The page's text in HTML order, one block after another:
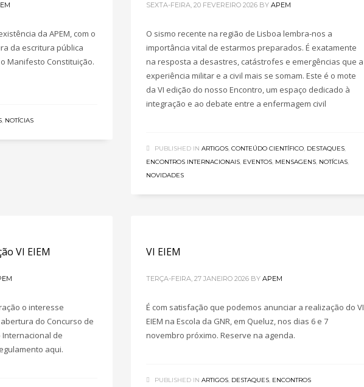
da APEM, com o
da escritura pública
Manifesto Constituição.
, NOTÍCIAS
SEXTA-FEIRA, 20 FEVEREIRO 2026 BY APEM
O sismo recente na região de Lisboa lembra-nos a
importância vital de estarmos preparados. É exatamente
na resposta a desastres, catástrofes e emergências que a
experiência militar e a civil mais se somam. Este é o mote
da VI edição do nosso Encontro, um espaço dedicado à
integração e ao debate entre a enfermagem civil
PUBLISHED IN ARTIGOS, CONTEÚDO CIENTÍFICO, DESTAQUES,
ENCONTROS INTERNACIONAIS, EVENTOS, MENSAGENS, NOTÍCIAS,
NOVIDADES
VI EIEM
o interesse
do Concurso de
Internacional de
aqui.
VI EIEM
TERÇA-FEIRA, 27 JANEIRO 2026 BY APEM
É com satisfação que podemos anunciar a realização do VI
EIEM na Escola da GNR, em Queluz, nos dias 6 e 7
novembro próximo. Reserve na agenda.
PUBLISHED IN ARTIGOS, DESTAQUES, ENCONTROS